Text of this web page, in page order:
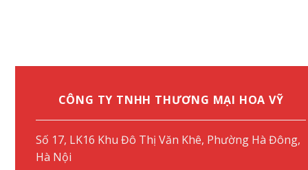
CÔNG TY TNHH THƯƠNG MẠI HOA VỸ
Số 17, LK16 Khu Đô Thị Văn Khê, Phường Hà Đông,
Hà Nội